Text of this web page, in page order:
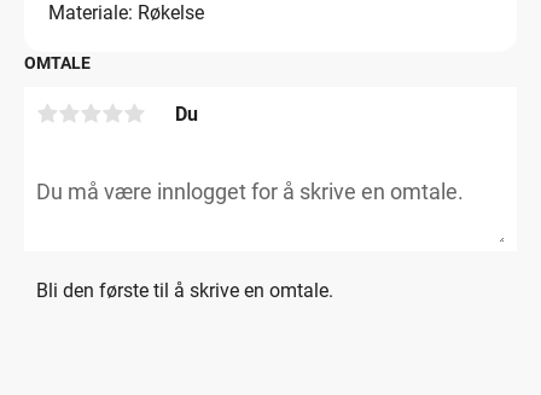
Materiale: Røkelse
OMTALE
Du
Bli den første til å skrive en omtale.